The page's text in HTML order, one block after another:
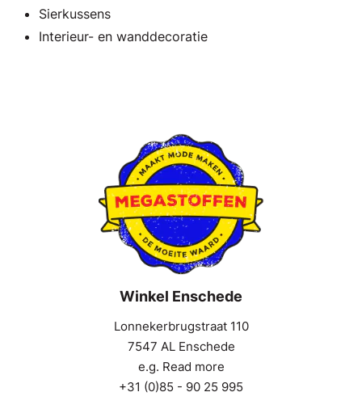
Sierkussens
Interieur- en wanddecoratie
Winkel Enschede
Lonnekerbrugstraat 110
7547 AL Enschede
e.g. Read more
+31 (0)85 - 90 25 995